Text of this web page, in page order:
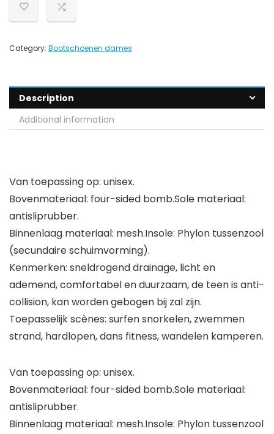
Category: Bootschoenen dames
Description
Additional information
Van toepassing op: unisex.
Bovenmateriaal: four-sided bomb.Sole materiaal:
antisliprubber.
Binnenlaag materiaal: mesh.Insole: Phylon tussenzool
(secundaire schuimvorming).
Kenmerken: sneldrogend drainage, licht en
ademend, comfortabel en duurzaam, de teen is anti-
collision, kan worden gebogen bij zal zijn.
Toepasselijk scènes: surfen snorkelen, zwemmen
strand, hardlopen, dans fitness, wandelen kamperen.
Van toepassing op: unisex.
Bovenmateriaal: four-sided bomb.Sole materiaal:
antisliprubber.
Binnenlaag materiaal: mesh.Insole: Phylon tussenzool